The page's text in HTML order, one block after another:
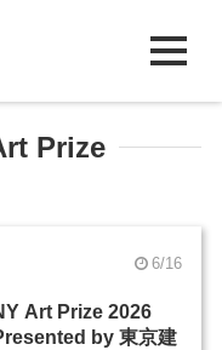
Prize
6/16
Art Prize 2026
by 東京建